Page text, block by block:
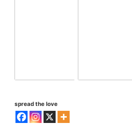
spread the love